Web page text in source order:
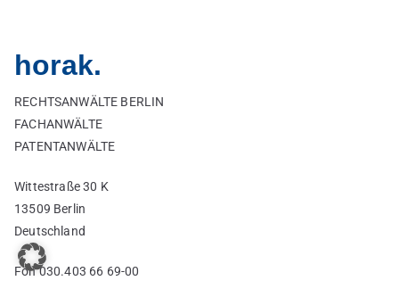
horak.
RECHTSANWÄLTE BERLIN
FACHANWÄLTE
PATENTANWÄLTE
Wittestraße 30 K
13509 Berlin
Deutschland
Fon 030.403 66 69-00